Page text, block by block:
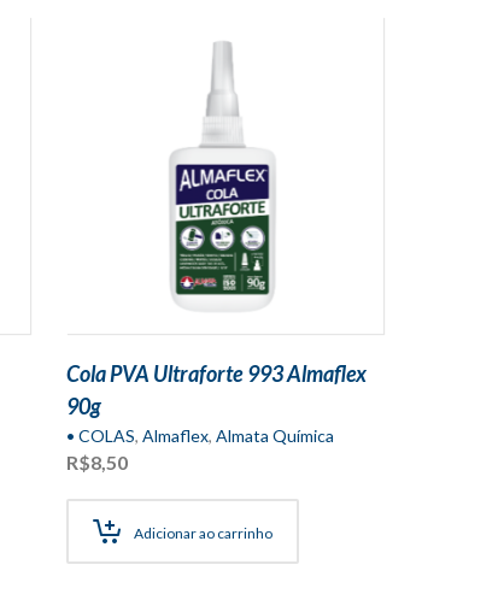
Cola PVA Ultraforte 993 Almaflex
90g
• COLAS, Almaflex, Almata Química
R$8,50
Adicionar ao carrinho